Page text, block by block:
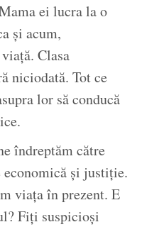
ei lucra la o
și acum,
Clasa
niciodată. Tot ce
lor să conducă
îndreptăm către
economică și justiție.
viața în prezent. E
Fiți suspicioși